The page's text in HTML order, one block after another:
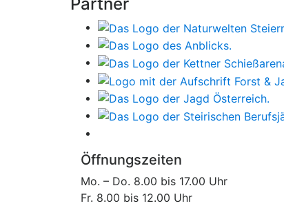
Öffnungszeiten
Mo. – Do. 8.00 bis 17.00 Uhr
Fr. 8.00 bis 12.00 Uhr